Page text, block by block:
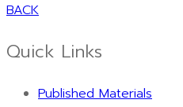
BACK
Quick Links
Published Materials